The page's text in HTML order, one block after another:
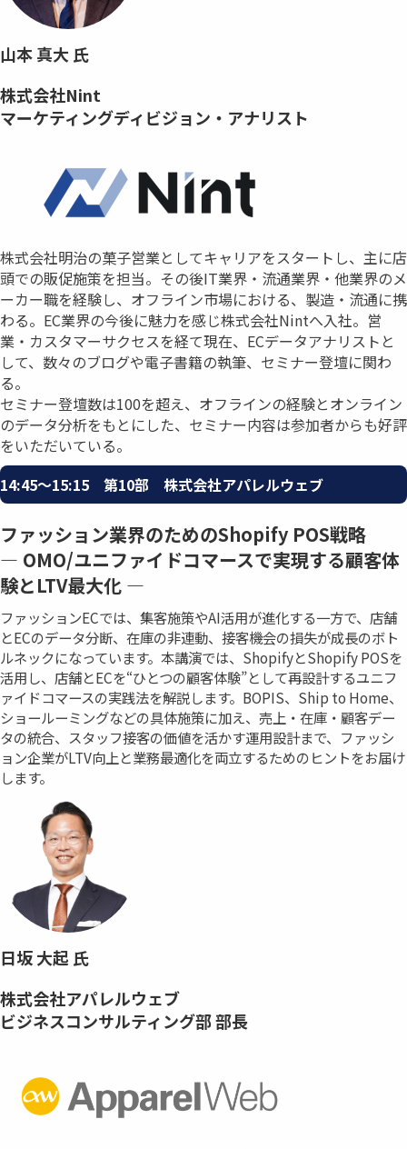
山本 真大 氏
株式会社Nint
マーケティングディビジョン・アナリスト
株式会社明治の菓子営業としてキャリアをスタートし、主に店
頭での販促施策を担当。その後IT業界・流通業界・他業界のメ
ーカー職を経験し、オフライン市場における、製造・流通に携
わる。EC業界の今後に魅力を感じ株式会社Nintへ入社。営
業・カスタマーサクセスを経て現在、ECデータアナリストと
して、数々のブログや電子書籍の執筆、セミナー登壇に関わ
る。
セミナー登壇数は100を超え、オフラインの経験とオンライン
のデータ分析をもとにした、セミナー内容は参加者からも好評
をいただいている。
14:45〜15:15 第10部 株式会社アパレルウェブ
ファッション業界のためのShopify POS戦略
― OMO/ユニファイドコマースで実現する顧客体
験とLTV最大化 ―
ファッションECでは、集客施策やAI活用が進化する一方で、店舗
とECのデータ分断、在庫の非連動、接客機会の損失が成長のボト
ルネックになっています。本講演では、ShopifyとShopify POSを
活用し、店舗とECを“ひとつの顧客体験”として再設計するユニフ
ァイドコマースの実践法を解説します。BOPIS、Ship to Home、
ショールーミングなどの具体施策に加え、売上・在庫・顧客デー
タの統合、スタッフ接客の価値を活かす運用設計まで、ファッシ
ョン企業がLTV向上と業務最適化を両立するためのヒントをお届け
します。
日坂 大起 氏
株式会社アパレルウェブ
ビジネスコンサルティング部 部長